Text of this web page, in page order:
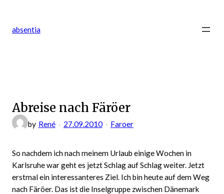
springen
absentia
Abreise nach Färöer
by René 27.09.2010 Faroer
So nachdem ich nach meinem Urlaub einige Wochen in
Karlsruhe war geht es jetzt Schlag auf Schlag weiter. Jetzt
erstmal ein interessanteres Ziel. Ich bin heute auf dem Weg
nach Färöer. Das ist die Inselgruppe zwischen Dänemark